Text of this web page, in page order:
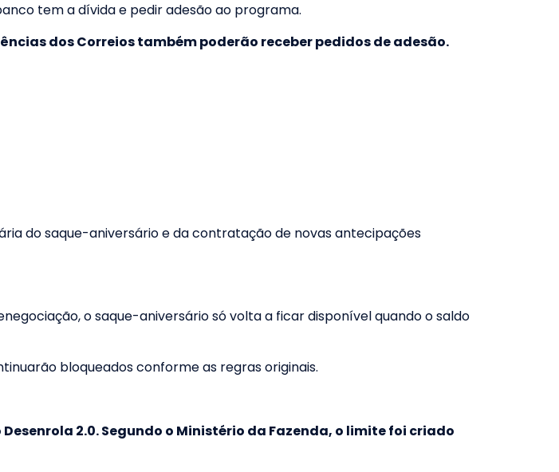
tem a dívida e pedir adesão ao programa.
dos Correios também poderão receber pedidos de adesão.
do saque-aniversário e da contratação de novas antecipações
o saque-aniversário só volta a ficar disponível quando o saldo
bloqueados conforme as regras originais.
2.0. Segundo o Ministério da Fazenda, o limite foi criado